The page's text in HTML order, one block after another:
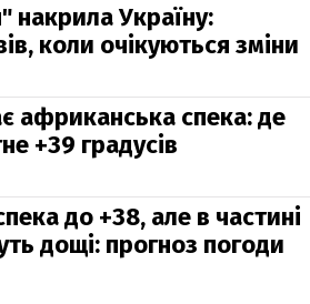
накрила Україну:
коли очікуються зміни
африканська спека: де
+39 градусів
до +38, але в частині
дощі: прогноз погоди